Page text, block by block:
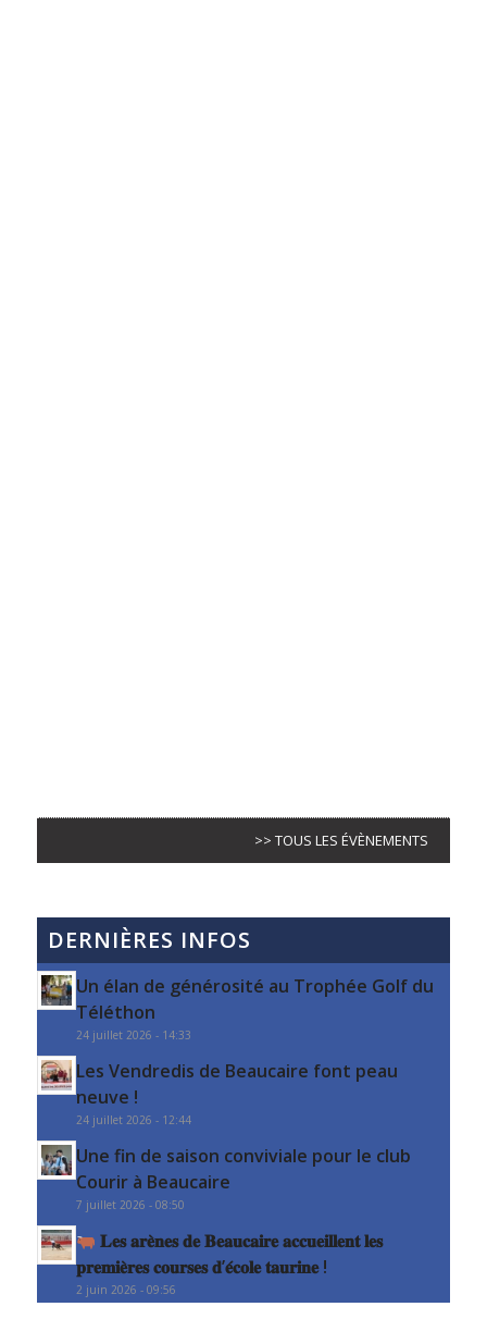
>> TOUS LES ÉVÈNEMENTS
DERNIÈRES INFOS
Un élan de générosité au Trophée Golf du
Téléthon
24 juillet 2026 - 14:33
Les Vendredis de Beaucaire font peau
neuve !
24 juillet 2026 - 12:44
Une fin de saison conviviale pour le club
Courir à Beaucaire
7 juillet 2026 - 08:50
𝐋𝐞𝐬 𝐚𝐫𝐞̀𝐧𝐞𝐬 𝐝𝐞 𝐁𝐞𝐚𝐮𝐜𝐚𝐢𝐫𝐞 𝐚𝐜𝐜𝐮𝐞𝐢𝐥𝐥𝐞𝐧𝐭 𝐥𝐞𝐬
𝐩𝐫𝐞𝐦𝐢𝐞̀𝐫𝐞𝐬 𝐜𝐨𝐮𝐫𝐬𝐞𝐬 𝐝’𝐞́𝐜𝐨𝐥𝐞 𝐭𝐚𝐮𝐫𝐢𝐧𝐞 !
2 juin 2026 - 09:56